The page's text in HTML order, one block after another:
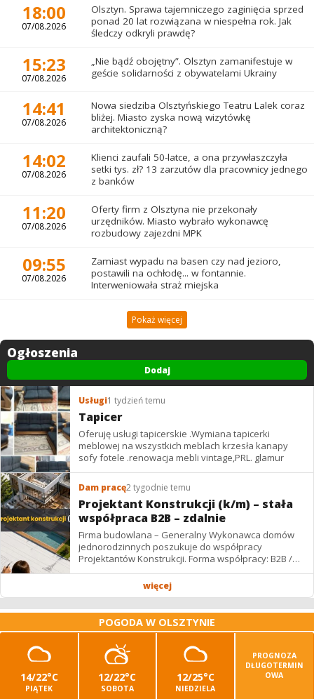
18:00
07/08.2026
Olsztyn. Sprawa tajemniczego zaginięcia sprzed
ponad 20 lat rozwiązana w niespełna rok. Jak
śledczy odkryli prawdę?
15:23
07/08.2026
„Nie bądź obojętny”. Olsztyn zamanifestuje w
geście solidarności z obywatelami Ukrainy
14:41
07/08.2026
Nowa siedziba Olsztyńskiego Teatru Lalek coraz
bliżej. Miasto zyska nową wizytówkę
architektoniczną?
14:02
07/08.2026
Klienci zaufali 50-latce, a ona przywłaszczyła
setki tys. zł? 13 zarzutów dla pracownicy jednego
z banków
11:20
07/08.2026
Oferty firm z Olsztyna nie przekonały
urzędników. Miasto wybrało wykonawcę
rozbudowy zajezdni MPK
09:55
07/08.2026
Zamiast wypadu na basen czy nad jezioro,
postawili na ochłodę... w fontannie.
Interweniowała straż miejska
Pokaż więcej
Ogłoszenia
Dodaj
Usługi1 tydzień temu
Tapicer
Oferuję usługi tapicerskie .Wymiana tapicerki
meblowej na wszystkich meblach krzesła kanapy
sofy fotele .renowacja mebli vintage,PRL. glamur
Dam pracę2 tygodnie temu
Projektant Konstrukcji (k/m) – stała
współpraca B2B – zdalnie
Firma budowlana – Generalny Wykonawca domów
jednorodzinnych poszukuje do współpracy
Projektantów Konstrukcji. Forma współpracy: B2B /
podwykonawstwo – zdalnie. Wynagrodzenie: ✔
więcej
POGODA W OLSZTYNIE
14/22°C
PIĄTEK
12/22°C
SOBOTA
12/25°C
NIEDZIELA
PROGNOZA
DŁUGOTERMIN
OWA